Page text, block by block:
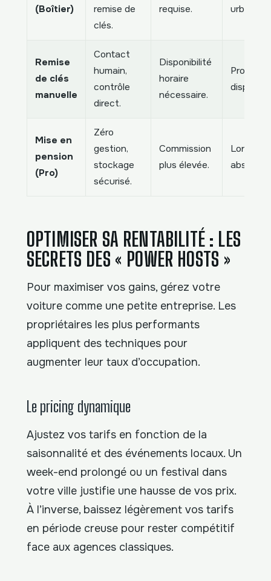
(Boîtier)
remise de
clés.
requise.
urbaine.
Remise
de clés
manuelle
Contact
humain,
contrôle
direct.
Disponibilité
horaire
nécessaire.
Mise en
pension
(Pro)
Zéro
gestion,
stockage
sécurisé.
Commission
plus élevée.
Longues
OPTIMISER SA RENTABILITÉ : LES
SECRETS DES « POWER HOSTS »
Pour maximiser vos gains, gérez votre
voiture comme une petite entreprise. Les
propriétaires les plus performants
appliquent des techniques pour
augmenter leur taux d’occupation.
Le pricing dynamique
Ajustez vos tarifs en fonction de la
saisonnalité et des événements locaux. Un
week-end prolongé ou un festival dans
votre ville justifie une hausse de vos prix.
À l’inverse, baissez légèrement vos tarifs
en période creuse pour rester compétitif
face aux agences classiques.